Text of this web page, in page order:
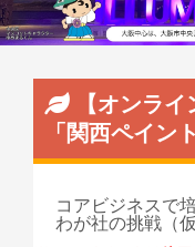
【オンラ
「関西ペイン
コアビジネスで
わが社の挑戦（仮